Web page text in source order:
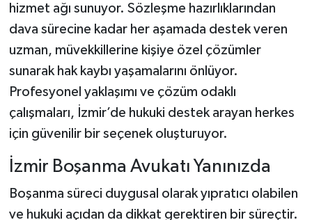
hizmet ağı sunuyor. Sözleşme hazırlıklarından
dava sürecine kadar her aşamada destek veren
uzman, müvekkillerine kişiye özel çözümler
sunarak hak kaybı yaşamalarını önlüyor.
Profesyonel yaklaşımı ve çözüm odaklı
çalışmaları, İzmir’de hukuki destek arayan herkes
için güvenilir bir seçenek oluşturuyor.
İzmir Boşanma Avukatı Yanınızda
Boşanma süreci duygusal olarak yıpratıcı olabilen
ve hukuki açıdan da dikkat gerektiren bir süreçtir.